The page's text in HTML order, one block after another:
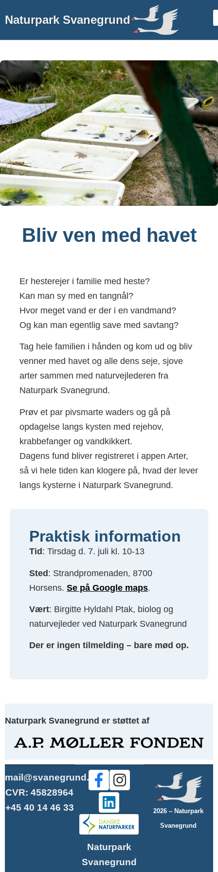
Naturpark Svanegrund
Bliv ven med havet
Er hesterejer i familie med heste?
Kan man sy med en tangnål?
Hvor meget vand er der i en vandmand?
Og kan man egentlig save med savtang?
Tag hele familien i hånden og kom ud og bliv
venner med havet og alle dens seje, sjove
arter sammen med naturvejlederen fra
Naturpark Svanegrund.
Prøv et par pivsmarte waders og gå på
opdagelse langs kysten med rejehov,
krabbefanger og vandkikkert.
Dagens fund bliver registreret i appen Arter,
så vi hele tiden kan klogere på, hvad der lever
langs kysterne i Naturpark Svanegrund.
Praktisk information
Tid : Tirsdag d. 7. juli kl. 10-13
Sted: Strandpromenaden, 8700
Horsens. Se på Google maps.
Vært: Birgitte Hyldahl Ptak, biolog og
naturvejleder ved Naturpark Svanegrund
Der er ingen tilmelding – bare mød op.
Naturpark Svanegrund er støttet af
mail@svanegrund.dk
CVR: 45828964
+45 40 14 46 33
Naturpark
Svanegrund
2026 – Naturpark
Svanegrund